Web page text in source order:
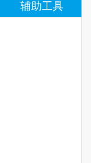
辅助工具